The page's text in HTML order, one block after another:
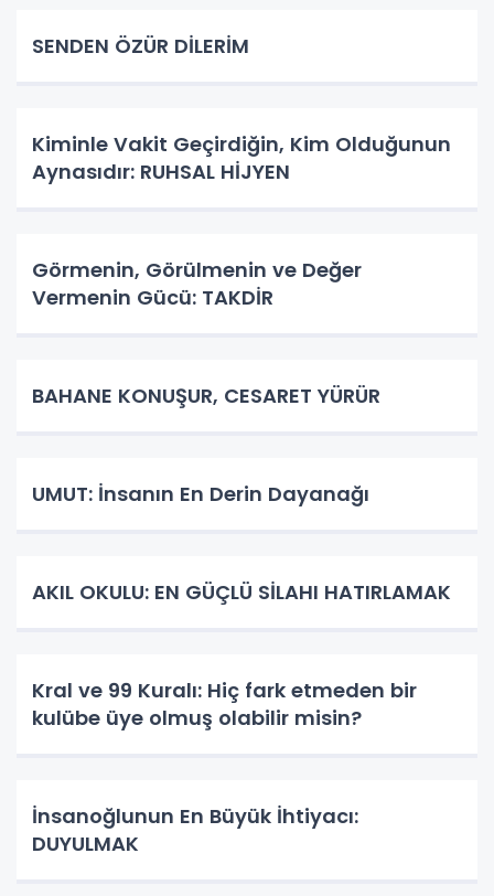
SENDEN ÖZÜR DİLERİM
Kiminle Vakit Geçirdiğin, Kim Olduğunun
Aynasıdır: RUHSAL HİJYEN
Görmenin, Görülmenin ve Değer
Vermenin Gücü: TAKDİR
BAHANE KONUŞUR, CESARET YÜRÜR
UMUT: İnsanın En Derin Dayanağı
AKIL OKULU: EN GÜÇLÜ SİLAHI HATIRLAMAK
Kral ve 99 Kuralı: Hiç fark etmeden bir
kulübe üye olmuş olabilir misin?
İnsanoğlunun En Büyük İhtiyacı:
DUYULMAK